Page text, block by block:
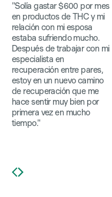
"Solía gastar $600 por mes
en productos de THC y mi
relación con mi esposa
estaba sufriendo mucho.
Después de trabajar con mi
especialista en
recuperación entre pares,
estoy en un nuevo camino
de recuperación que me
hace sentir muy bien por
primera vez en mucho
tiempo."